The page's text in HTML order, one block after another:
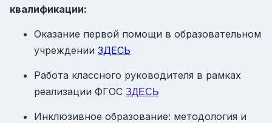
квалификации:
Оказание первой помощи в образовательном
учреждении ЗДЕСЬ
Работа классного руководителя в рамках
реализации ФГОС ЗДЕСЬ
Инклюзивное образование: методология и